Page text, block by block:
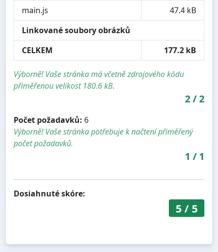
main.js
47.4 kB
Linkované soubory obrázků
CELKEM
177.2 kB
Výborně! Vaše stránka má včetně zdrojového kódu
přiměřenou velikost 180.6 kB.
2/2
Počet požadavků: 6
Výborně! Vaše stránka potřebuje k načtení přiměřený
počet požadavků.
1 / 1
Dosiahnuté skóre:
5/ 5